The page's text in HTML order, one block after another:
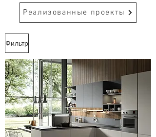
Реализованные проекты
Фильтр